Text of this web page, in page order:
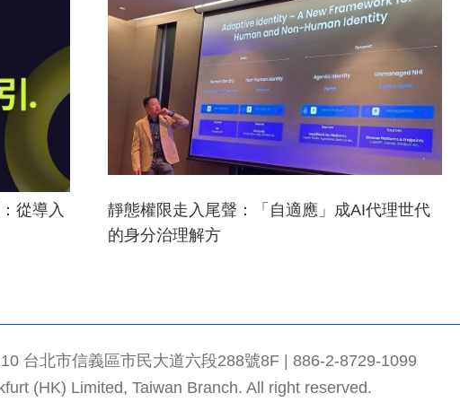
從導入
靜態權限走入尾聲：「自適應」成AI代理世代
的身分治理解方
台北市信義區市民大道六段288號8F | 886-2-8729-1099
(HK) Limited, Taiwan Branch. All right reserved.